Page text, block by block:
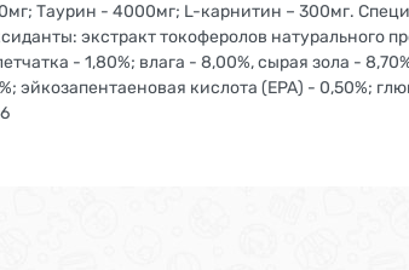
Таурин - 4000мг; L-карнитин – 300мг.
экстракт токоферолов натурального
- 1,80%; влага - 8,00%, сырая зола -
эйкозапентаеновая кислота (EPA) - 0,50%;